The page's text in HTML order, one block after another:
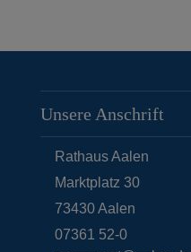
Unsere Anschrift
Rathaus Aalen
Marktplatz 30
73430Aalen
07361 52-0